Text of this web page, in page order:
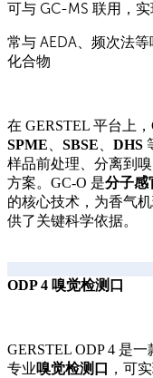
可与 GC-MS 联用，实
常与 AEDA 、频次法
化合物
在 GERSTEL 平台上
SPME
SBSE DHS
样品前处理、分离到
方案。GC-O 是分子感
的核心技术，为香气
供了关键科学依据。
ODP 4 嗅觉检测口
GERSTEL ODP 4 是
专业嗅觉检测口
，可